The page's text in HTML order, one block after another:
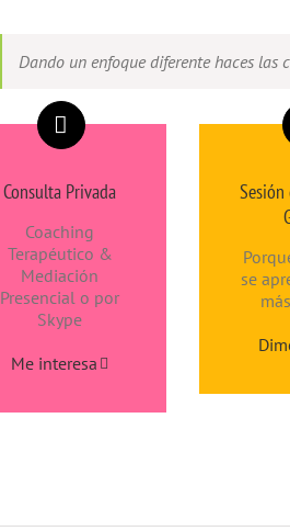
Dando un enfoque diferente haces las
Consulta Privada
Coaching
Terapéutico &
Mediación
Presencial o por
Skype
Me interesa
Sesión
se